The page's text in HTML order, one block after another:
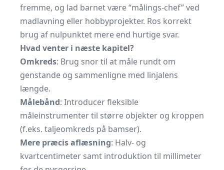
fremme, og lad barnet være “målings-chef” ved
madlavning eller hobbyprojekter. Ros korrekt
brug af nulpunktet mere end hurtige svar.
Hvad venter i næste kapitel?
Omkreds: Brug snor til at måle rundt om
genstande og sammenligne med linjalens
længde.
Målebånd: Introducer fleksible
måleinstrumenter til større objekter og kroppen
(f.eks. taljeomkreds på bamser).
Mere præcis aflæsning: Halv- og
kvartcentimeter samt introduktion til millimeter